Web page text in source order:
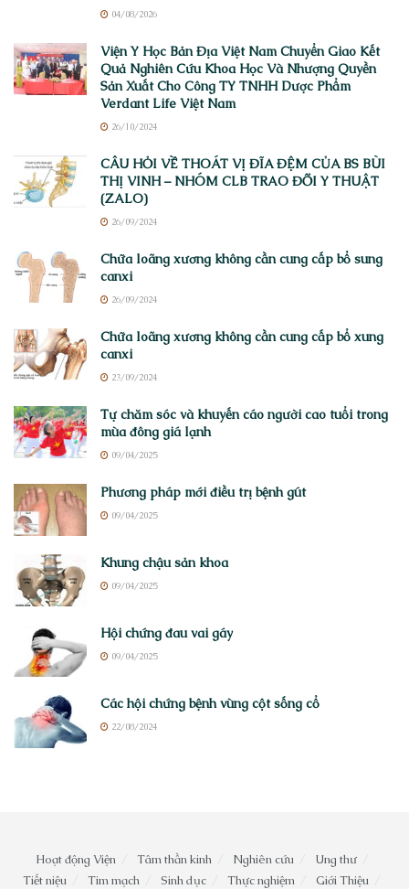
04/08/2026
Viện Y Học Bản Địa Việt Nam Chuyển Giao Kết
Quả Nghiên Cứu Khoa Học Và Nhượng Quyền
Sản Xuất Cho Công TY TNHH Dược Phẩm
Verdant Life Việt Nam
26/10/2024
CÂU HỎI VỀ THOÁT VỊ ĐĨA ĐỆM CỦA BS BÙI
THỊ VINH – NHÓM CLB TRAO ĐỔI Y THUẬT
(ZALO)
26/09/2024
Chữa loãng xương không cần cung cấp bổ sung
canxi
26/09/2024
Chữa loãng xương không cần cung cấp bổ xung
canxi
23/09/2024
Tự chăm sóc và khuyến cáo người cao tuổi trong
mùa đông giá lạnh
09/04/2025
Phương pháp mới điều trị bệnh gút
09/04/2025
Khung chậu sản khoa
09/04/2025
Hội chứng đau vai gáy
09/04/2025
Các hội chứng bệnh vùng cột sống cổ
22/08/2024
Hoạt động Viện Tâm thần kinh Nghiên cứu
Ung thư
Tiết niệu
Tim mạch Sinh dục Thực nghiệm Giới Thiệu